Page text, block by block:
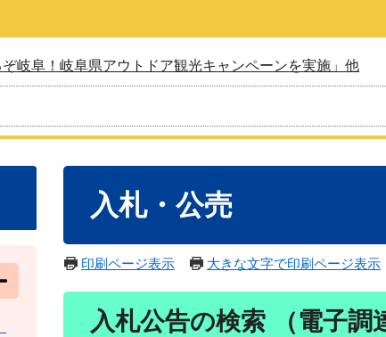
岐阜！岐阜県アウトドア観光キャンペーンを実施」他
入札・公売
印刷ページ表示 大きな文字で印刷ページ表示
入札公告の検索 （電子調